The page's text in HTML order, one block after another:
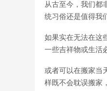
从古至今，我们都
统习俗还是值得我
如果实在无法在这
一些吉祥物或生活
或者可以在搬家当
样既不会耽误搬家